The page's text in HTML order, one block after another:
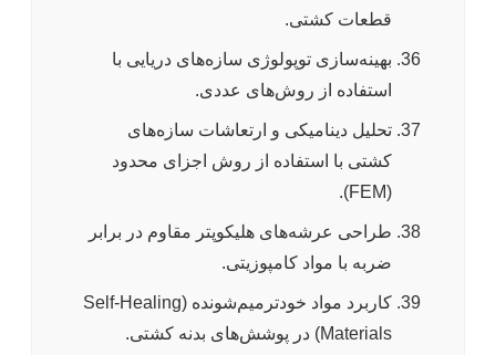
قطعات کشتی.
بهینه‌سازی توپولوژی سازه‌های دریایی با
استفاده از روش‌های عددی.
تحلیل دینامیکی و ارتعاشات سازه‌های
کشتی با استفاده از روش اجزای محدود
(FEM).
طراحی عرشه‌های هلیکوپتر مقاوم در برابر
ضربه با مواد کامپوزیتی.
کاربرد مواد خودترمیم‌شونده (Self-Healing
Materials) در پوشش‌های بدنه کشتی.